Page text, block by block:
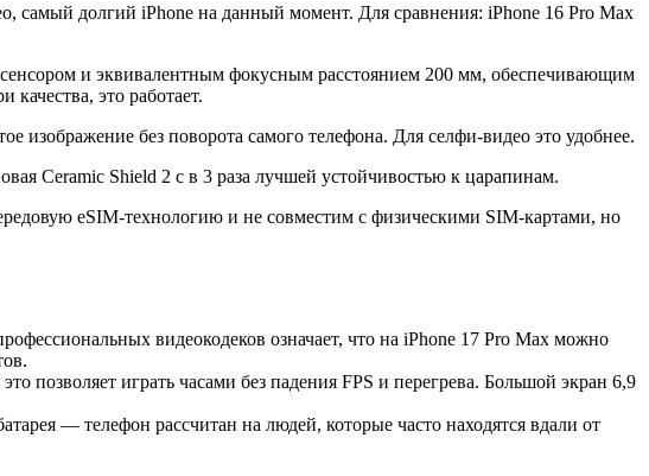
самый долгий iPhone на данный момент. Для сравнения: iPhone 16 Pro Max
и эквивалентным фокусным расстоянием 200 мм, обеспечивающим
это работает.
без поворота самого телефона. Для селфи-видео это удобнее.
Ceramic Shield 2 с в 3 раза лучшей устойчивостью к царапинам.
eSIM-технологию и не совместим с физическими SIM-картами, но
видеокодеков означает, что на iPhone 17 Pro Max можно
позволяет играть часами без падения FPS и перегрева. Большой экран 6,9
— телефон рассчитан на людей, которые часто находятся вдали от